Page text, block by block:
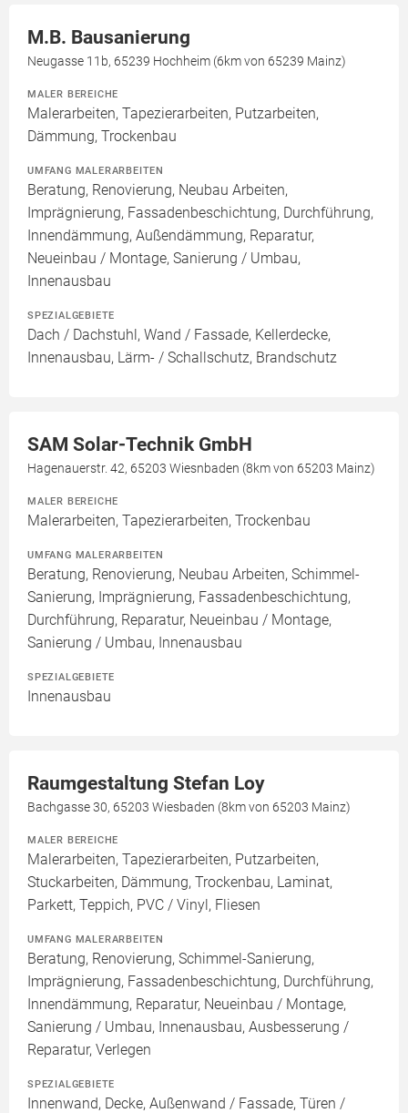
M.B. Bausanierung
Neugasse 11b, 65239 Hochheim (6km von 65239 Mainz)
MALER BEREICHE
Malerarbeiten, Tapezierarbeiten, Putzarbeiten,
Dämmung, Trockenbau
UMFANG MALERARBEITEN
Beratung, Renovierung, Neubau Arbeiten,
Imprägnierung, Fassadenbeschichtung, Durchführung,
Innendämmung, Außendämmung, Reparatur,
Neueinbau / Montage, Sanierung / Umbau,
Innenausbau
SPEZIALGEBIETE
Dach / Dachstuhl, Wand / Fassade, Kellerdecke,
Innenausbau, Lärm- / Schallschutz, Brandschutz
SAM Solar-Technik GmbH
Hagenauerstr. 42, 65203 Wiesnbaden (8km von 65203 Mainz)
MALER BEREICHE
Malerarbeiten, Tapezierarbeiten, Trockenbau
UMFANG MALERARBEITEN
Beratung, Renovierung, Neubau Arbeiten, Schimmel-
Sanierung, Imprägnierung, Fassadenbeschichtung,
Durchführung, Reparatur, Neueinbau / Montage,
Sanierung / Umbau, Innenausbau
SPEZIALGEBIETE
Innenausbau
Raumgestaltung Stefan Loy
Bachgasse 30, 65203 Wiesbaden (8km von 65203 Mainz)
MALER BEREICHE
Malerarbeiten, Tapezierarbeiten, Putzarbeiten,
Stuckarbeiten, Dämmung, Trockenbau, Laminat,
Parkett, Teppich, PVC / Vinyl, Fliesen
UMFANG MALERARBEITEN
Beratung, Renovierung, Schimmel-Sanierung,
Imprägnierung, Fassadenbeschichtung, Durchführung,
Innendämmung, Reparatur, Neueinbau / Montage,
Sanierung / Umbau, Innenausbau, Ausbesserung /
Reparatur, Verlegen
SPEZIALGEBIETE
Innenwand, Decke, Außenwand / Fassade, Türen /